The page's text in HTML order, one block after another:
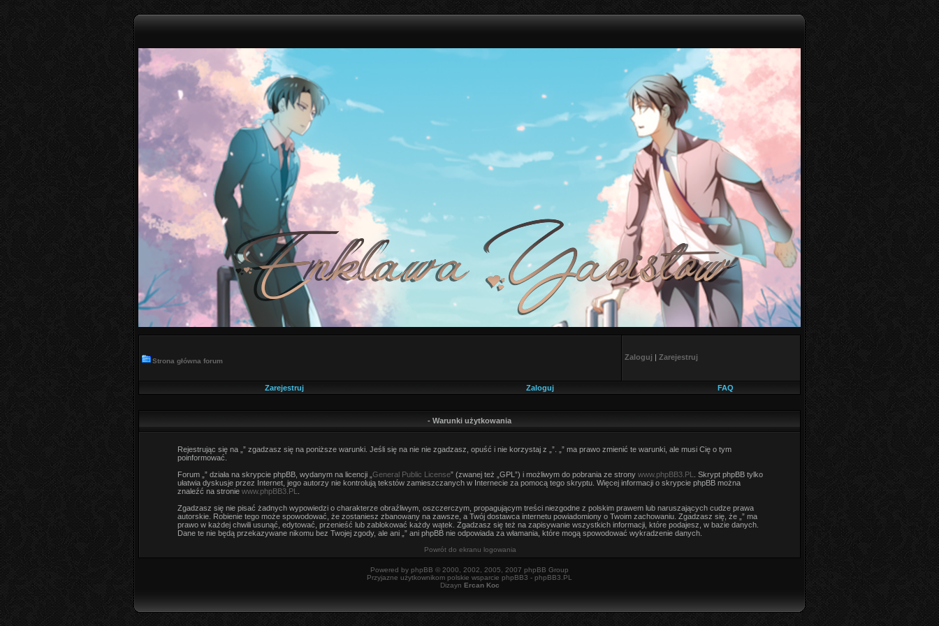
Strona główna forum Zaloguj | Zarejestruj
Zarejestruj Zaloguj FAQ
- Warunki użytkowania
Rejestrując się na „” zgadzasz się na poniższe warunki. Jeśli się na nie nie zgadzasz, opuść i nie korzystaj z „”. „” ma prawo zmienić te warunki, ale musi Cię o tym
poinformować.
Forum „” działa na skrypcie phpBB, wydanym na licencji „ General Public License” (zwanej też „GPL”) i możliwym do pobrania ze strony www.phpBB3.PL
. Skrypt phpBB tylko
ułatwia dyskusje przez Internet, jego autorzy nie kontrolują tekstów zamieszczanych w Internecie za pomocą tego skryptu. Więcej informacji o skrypcie phpBB można
znaleźć na stronie www.phpBB3.PL
Zgadzasz się nie pisać żadnych wypowiedzi o charakterze obraźliwym, oszczerczym, propagującym treści niezgodne z polskim prawem lub naruszających cudze prawa
autorskie. Robienie tego może spowodować, że zostaniesz zbanowany na zawsze, a Twój dostawca internetu powiadomiony o Twoim zachowaniu. Zgadzasz się, że „” ma
prawo w każdej chwili usunąć, edytować, przenieść lub zablokować każdy wątek. Zgadzasz się też na zapisywanie wszystkich informacji, które podajesz, w bazie danych.
Dane te nie będą przekazywane nikomu bez Twojej zgody, ale ani „” ani phpBB nie odpowiada za włamania, które mogą spowodować wykradzenie danych.
Powrót do ekranu logowania
Powered by phpBB © 2000, 2002, 2005, 2007 phpBB Group
Przyjazne użytkownikom polskie wsparcie phpBB3 - phpBB3.PL
Dizayn Ercan Koc